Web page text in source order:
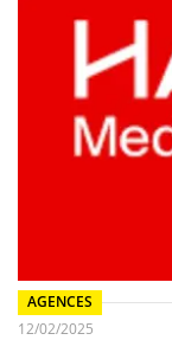
AGENCES
12/02/2025